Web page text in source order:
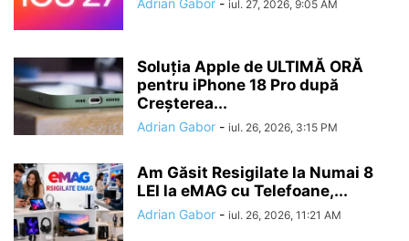
Adrian Gabor - iul. 27, 2026, 9:05 AM
Soluția Apple de ULTIMĂ ORĂ
pentru iPhone 18 Pro după
Creșterea...
Adrian Gabor - iul. 26, 2026, 3:15 PM
Am Găsit Resigilate la Numai 8
LEI la eMAG cu Telefoane,...
Adrian Gabor - iul. 26, 2026, 11:21 AM